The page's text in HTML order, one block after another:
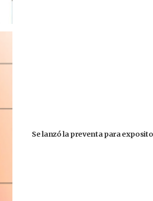
Se lanzó la preventa para